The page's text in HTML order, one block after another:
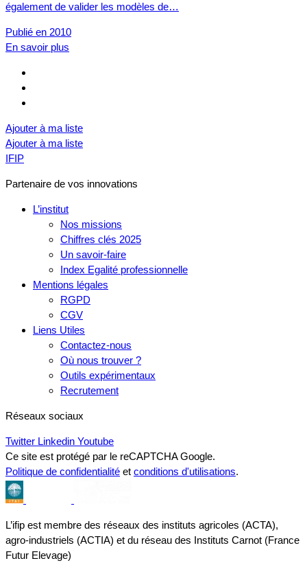
également de valider les modèles de…
Publié en 2010
En savoir plus
Ajouter à ma liste
Ajouter à ma liste
IFIP
Partenaire de vos innovations
L’institut
Nos missions
Chiffres clés 2025
Un savoir-faire
Index Egalité professionnelle
Mentions légales
RGPD
CGV
Liens Utiles
Contactez-nous
Où nous trouver ?
Outils expérimentaux
Recrutement
Réseaux sociaux
Twitter Linkedin Youtube
Ce site est protégé par le reCAPTCHA Google.
Politique de confidentialité et conditions d'utilisations.
L’ifip est membre des réseaux des instituts agricoles (ACTA),
agro-industriels (ACTIA) et du réseau des Instituts Carnot (France
Futur Elevage)